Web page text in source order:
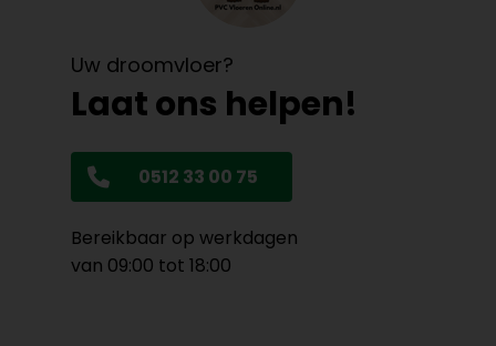
Uw droomvloer?
Laat ons helpen!
0512 33 00 75
Bereikbaar op werkdagen
van 09:00 tot 18:00